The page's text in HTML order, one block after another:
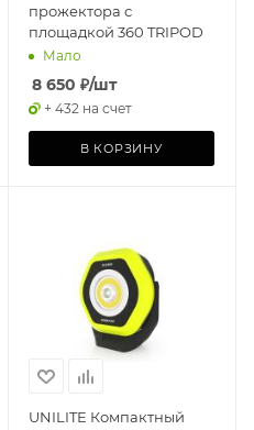
прожектора с
площадкой 360 TRIPOD
Мало
8 650 ₽/шт
+ 432 на счет
В КОРЗИНУ
UNILITE Компактный